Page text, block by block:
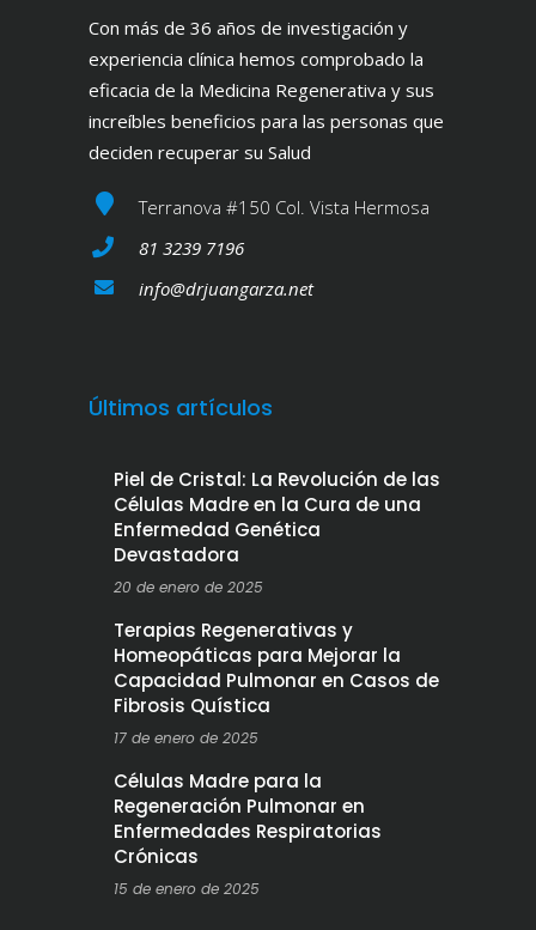
Con más de 36 años de investigación y
experiencia clínica hemos comprobado la
eficacia de la Medicina Regenerativa y sus
increíbles beneficios para las personas que
deciden recuperar su Salud
Terranova #150 Col. Vista Hermosa
81 3239 7196
info@drjuangarza.net
Últimos artículos
Piel de Cristal: La Revolución de las
Células Madre en la Cura de una
Enfermedad Genética
Devastadora
20 de enero de 2025
Terapias Regenerativas y
Homeopáticas para Mejorar la
Capacidad Pulmonar en Casos de
Fibrosis Quística
17 de enero de 2025
Células Madre para la
Regeneración Pulmonar en
Enfermedades Respiratorias
Crónicas
15 de enero de 2025